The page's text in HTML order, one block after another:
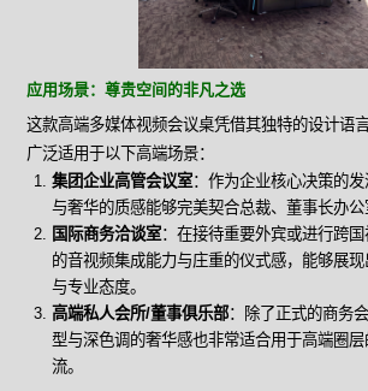
应用场景：尊贵空间的非凡之选
这款高端多媒体视频会议桌凭借其独特的设计语
广泛适用于以下高端场景：
集团企业高管会议室：作为企业核心决策的
与奢华的质感能够完美契合总裁、董事长办公
国际商务洽谈室：在接待重要外宾或进行跨
的音视频集成能力与庄重的仪式感，能够展
与专业态度。
高端私人会所/董事俱乐部：除了正式的商务
型与深色调的奢华感也非常适合用于高端圈
流。